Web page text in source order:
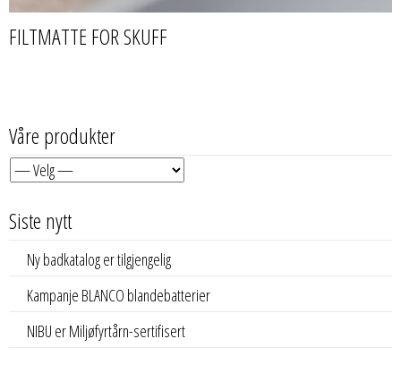
FILTMATTE FOR SKUFF
Våre produkter
Siste nytt
Ny badkatalog er tilgjengelig
Kampanje BLANCO blandebatterier
NIBU er Miljøfyrtårn-sertifisert